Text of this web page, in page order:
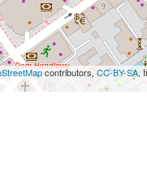
contributors, CC-BY-SA,